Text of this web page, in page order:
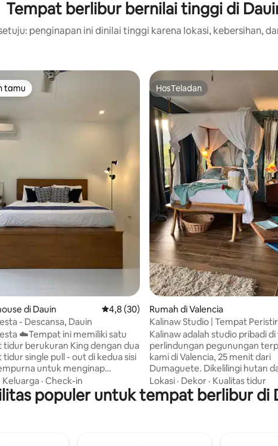
Tempat berlibur bernilai tinggi di
penginapan ini dinilai tinggi karena lokasi, kebersihan,
5, 31 ulasan
tamu
tamu
di Dauin Nilai rata-rata 4,8 dari 5, 30 ulasan
4,8 (30)
- Descansa, Dauin
satu
berukuran King dengan dua
single pull - out di kedua sisi
untuk menginap
keluarga atau menginap
teman - teman! Ditambah
luar ruangan bagi mereka yang
Keluarga · Check-in
HosTeladan
HosTeladan
Rumah di Valencia
Kalinaw Studio | Tempat
Pegunungan dengan Kolam
Sauna
Kalinaw adalah studio pribadi
perlindungan pegunungan
kami di Valencia, 25 menit dari
Dumaguete. Dikelilingi hutan
pegunungan yang terasa jauh
namun cukup dekat untuk
malam atau bersenang-senang
Lokasi · Dekor · Kualitas tidur
populer untuk tempat berlibur di